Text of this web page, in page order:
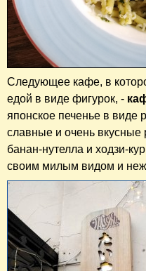
Следующее кафе, в
едой в виде фигурок, -
японское печенье в виде
славные и очень вкусные
банан-нутелла и ходзи-
своим милым видом и